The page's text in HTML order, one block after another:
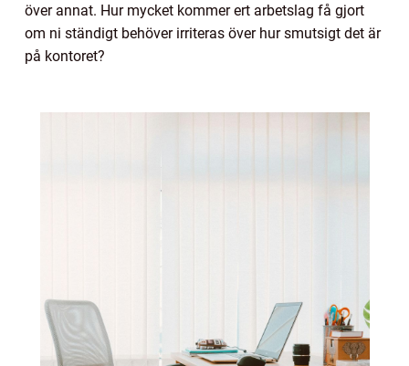
över annat. Hur mycket kommer ert arbetslag få gjort
om ni ständigt behöver irriteras över hur smutsigt det är
på kontoret?